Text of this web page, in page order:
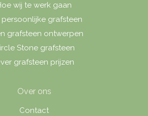
wij te werk gaan
persoonlijke grafsteen
grafsteen ontwerpen
Stone grafsteen
grafsteen prijzen
Over ons
Contact